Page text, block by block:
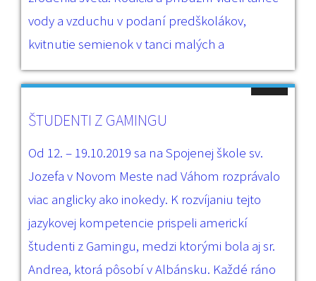
vody a vzduchu v podaní predškolákov,
kvitnutie semienok v tanci malých a
ŠTUDENTI Z GAMINGU
Od 12. – 19.10.2019 sa na Spojenej škole sv.
Jozefa v Novom Meste nad Váhom rozprávalo
viac anglicky ako inokedy. K rozvíjaniu tejto
jazykovej kompetencie prispeli americkí
študenti z Gamingu, medzi ktorými bola aj sr.
Andrea, ktorá pôsobí v Albánsku. Každé ráno